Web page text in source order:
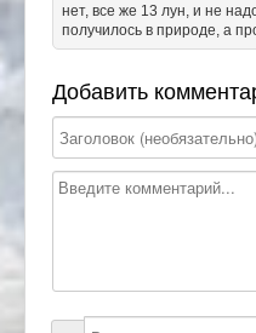
нет, все же 13 лун, и не
получилось в природе, а
Добавить